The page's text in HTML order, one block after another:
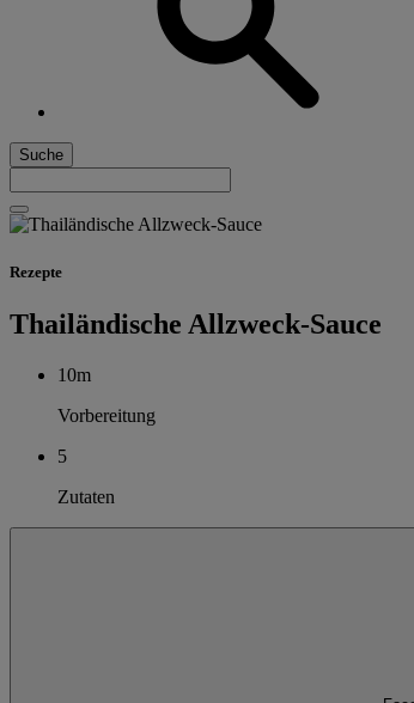
Suche
Rezepte
Thailändische Allzweck-Sauce
10m
Vorbereitung
5
Zutaten